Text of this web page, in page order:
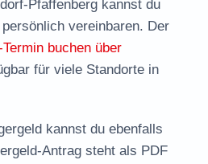
Pfaffenberg kannst du
vereinbaren. Der
buchen über
für viele Standorte in
kannst du ebenfalls
Antrag steht als PDF